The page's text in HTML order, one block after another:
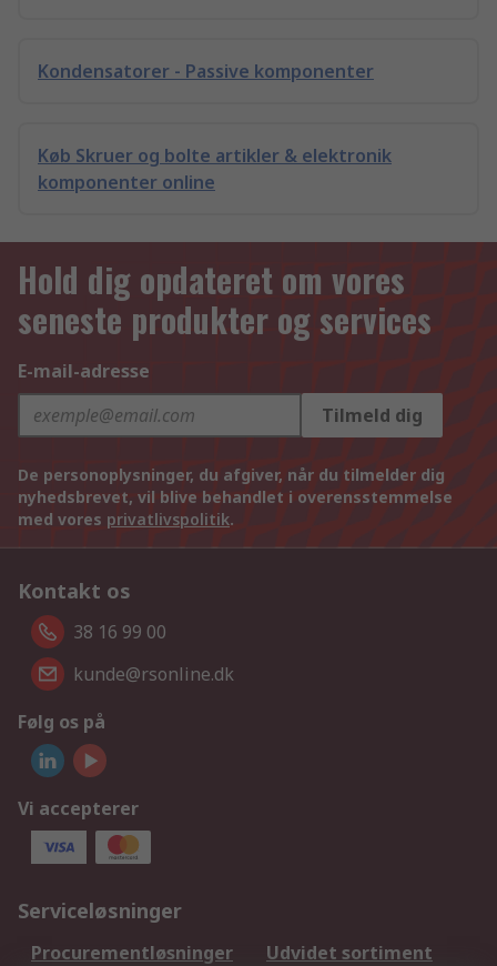
Kondensatorer - Passive komponenter
Køb Skruer og bolte artikler & elektronik
komponenter online
Hold dig opdateret om vores
seneste produkter og services
E-mail-adresse
Tilmeld dig
De personoplysninger, du afgiver, når du tilmelder dig
nyhedsbrevet, vil blive behandlet i overensstemmelse
med vores privatlivspolitik.
Kontakt os
38 16 99 00
kunde@rsonline.dk
Følg os på
Vi accepterer
Serviceløsninger
Procurementløsninger
Udvidet sortiment